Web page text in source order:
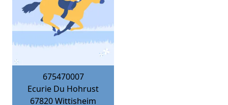
675470007
Ecurie Du Hohrust
67820Wittisheim